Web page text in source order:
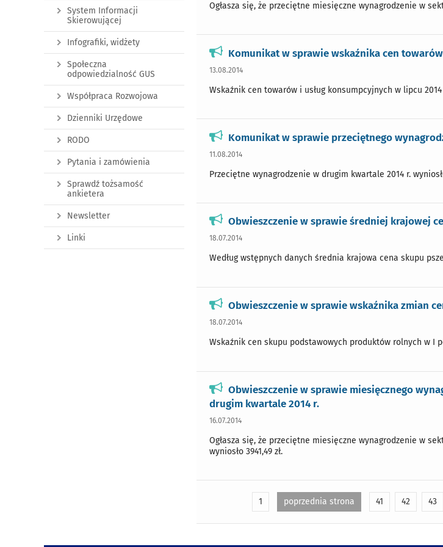
Ogłasza się, że przeciętne miesięczne wynagrodzenie w
Komunikat w sprawie wskaźnika cen
13.08.2014
Wskaźnik cen towarów i usług konsumpcyjnych w lipcu
Komunikat w sprawie przeciętnego
11.08.2014
Przeciętne wynagrodzenie w drugim kwartale 2014 r.
Obwieszczenie w sprawie średniej krajowej
18.07.2014
Według wstępnych danych średnia krajowa cena skupu
Obwieszczenie w sprawie wskaźnika zmian
18.07.2014
Wskaźnik cen skupu podstawowych produktów rolnych w I
Obwieszczenie w sprawie miesięcznego
drugim kwartale 2014 r.
16.07.2014
Ogłasza się, że przeciętne miesięczne wynagrodzenie w
wyniosło 3941,49 zł.
1 poprzednia strona 41 42 43
System Informacji
Skierowującej
Infografiki, widżety
Społeczna
odpowiedzialność GUS
Współpraca Rozwojowa
Dzienniki Urzędowe
RODO
Pytania i zamówienia
Sprawdź tożsamość
ankietera
Newsletter
Linki